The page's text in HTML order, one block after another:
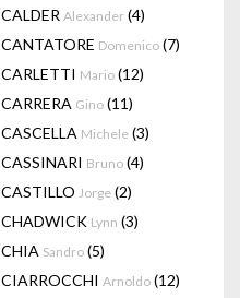
CALDER Alexander (4)
CANTATORE Domenico (7)
CARLETTI Mario (12)
CARRERA Gino (11)
CASCELLA Michele (3)
CASSINARI Bruno (4)
CASTILLO Jorge (2)
CHADWICK Lynn (3)
CHIA Sandro (5)
CIARROCCHI Arnoldo (12)